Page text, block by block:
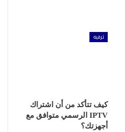
ترفيه
كيف تتأكد من أن اشتراك
IPTV الرسمي متوافق مع
أجهزتك؟